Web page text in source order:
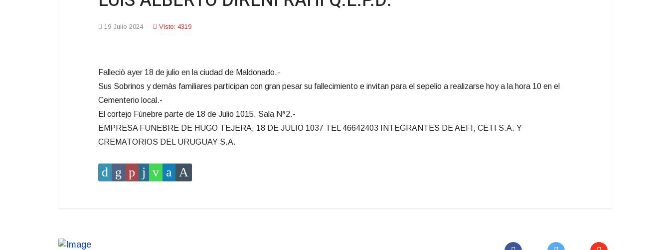
19 Julio 2024 Visto: 4319
Falleciò ayer 18 de julio en la ciudad de Maldonado.-
Sus Sobrinos y demàs familiares participan con gran pesar su fallecimiento e invitan para el sepelio a realizarse hoy a la hora 10 en el
Cementerio local.-
El cortejo Fùnebre parte de 18 de Julio 1015, Sala Nª2.-
EMPRESA FUNEBRE DE HUGO TEJERA, 18 DE JULIO 1037 TEL 46642403 INTEGRANTES DE AEFI, CETI S.A. Y
CREMATORIOS DEL URUGUAY S.A.